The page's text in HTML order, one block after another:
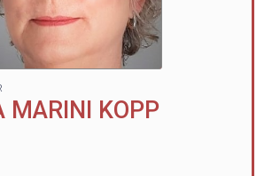
MARINI KOPP